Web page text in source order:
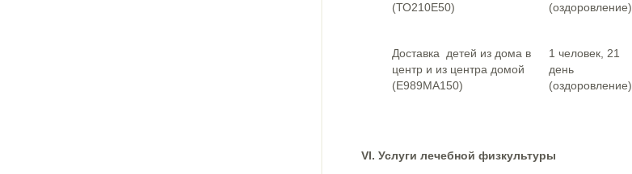
(ТО210Е50)
(оздоровление)
Доставка детей из дома в
центр и из центра домой
(Е989МА150)
1 человек, 21
день
(оздоровление)
VI. Услуги лечебной физкультуры